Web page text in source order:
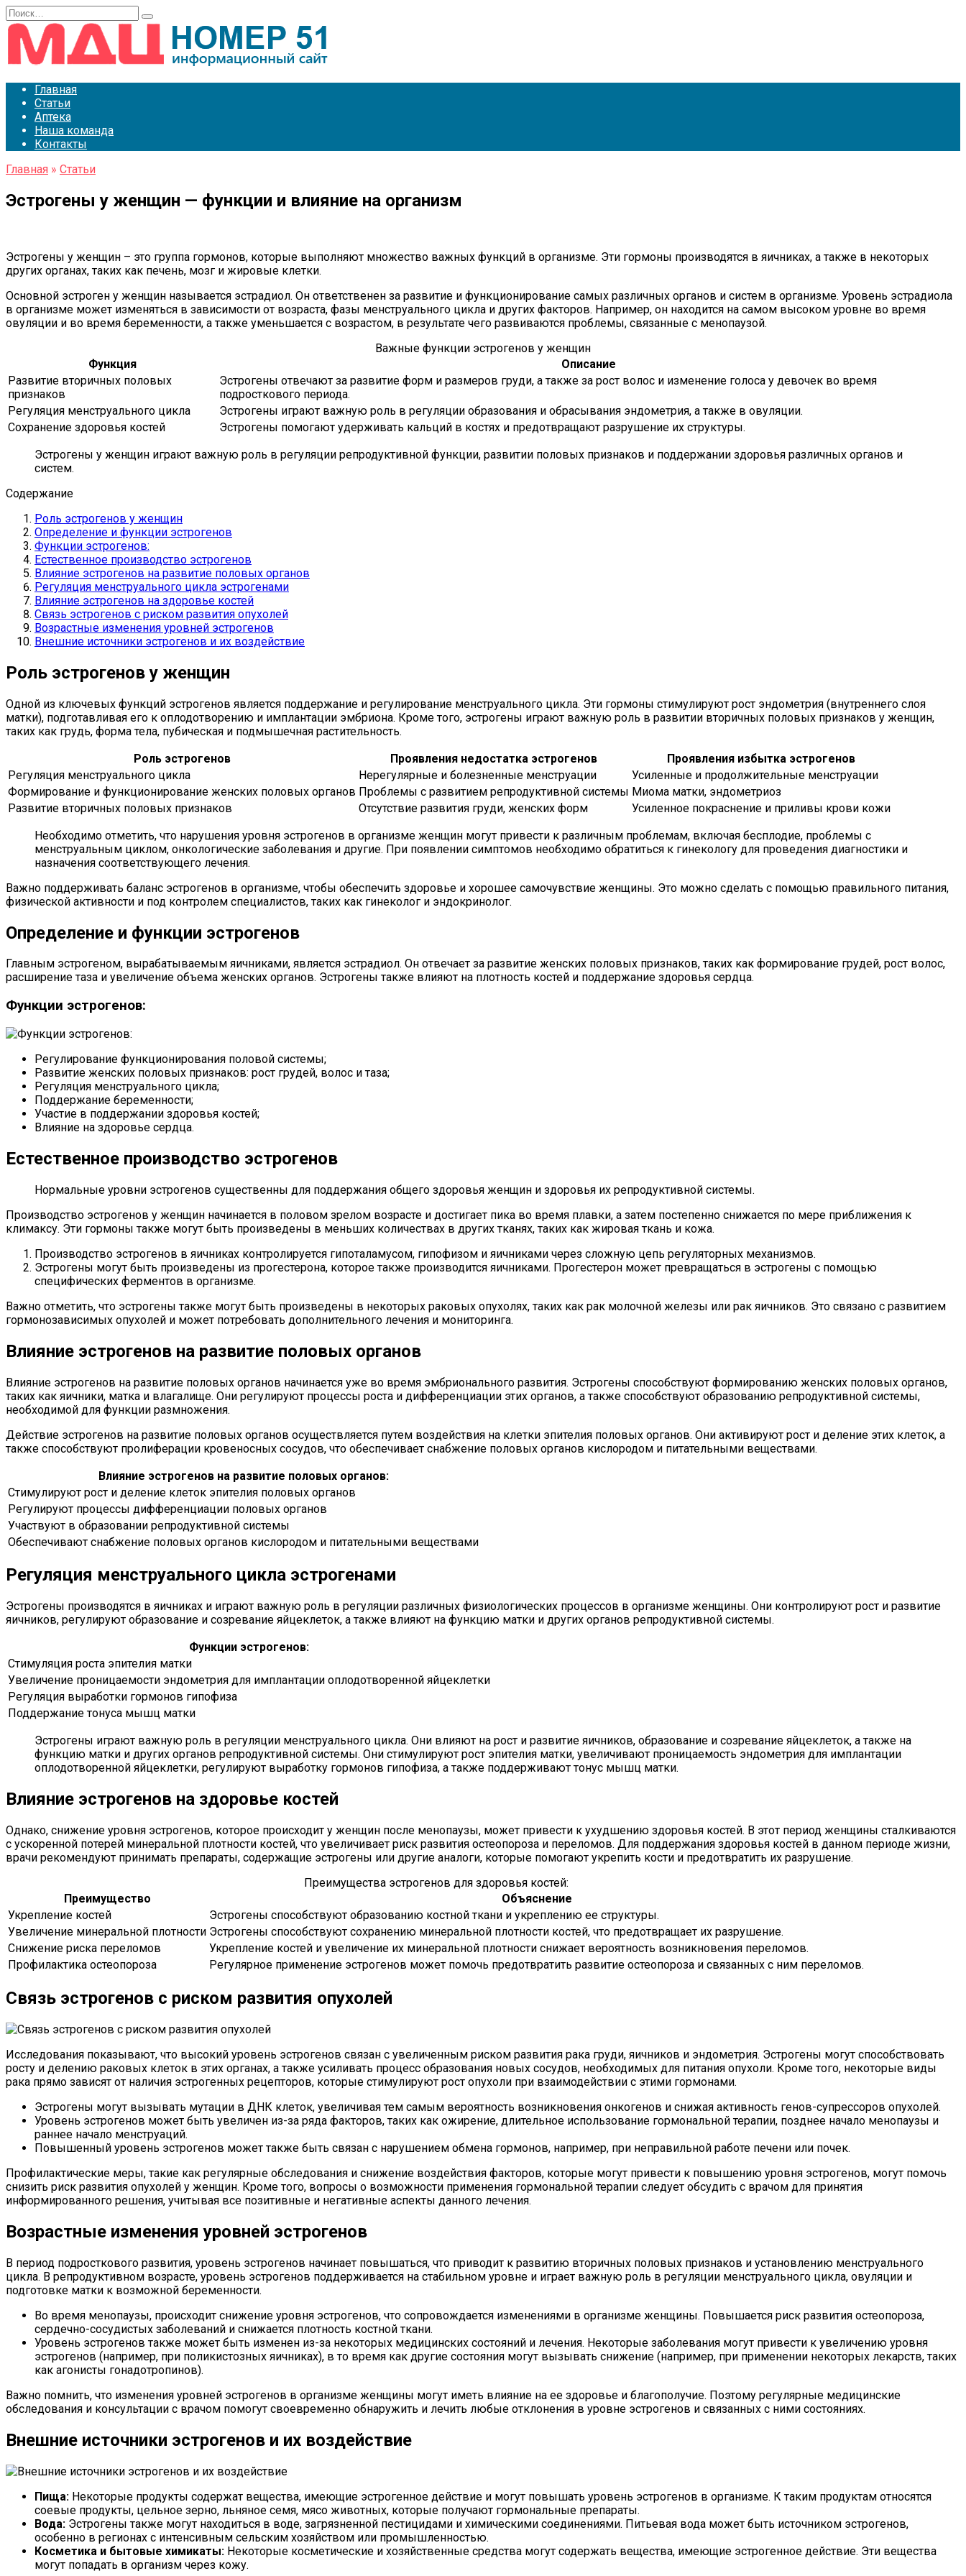
Перейти
к
содержанию
Search
for:
Главная
Статьи
Аптека
Наша команда
Контакты
Главная » Статьи
Эстрогены у женщин — функции и влияние на организм
Эстрогены у женщин – это группа гормонов, которые выполняют множество важных функций в организме. Эти гормоны производятся в яичниках, а также в некоторых
других органах, таких как печень, мозг и жировые клетки.
Основной эстроген у женщин называется эстрадиол. Он ответственен за развитие и функционирование самых различных органов и систем в организме. Уровень эстрадиола
в организме может изменяться в зависимости от возраста, фазы менструального цикла и других факторов. Например, он находится на самом высоком уровне во время
овуляции и во время беременности, а также уменьшается с возрастом, в результате чего развиваются проблемы, связанные с менопаузой.
Важные функции эстрогенов у женщин
Функция
Описание
Развитие вторичных половых
признаков
Эстрогены отвечают за развитие форм и размеров груди, а также за рост волос и изменение голоса у девочек во время
подросткового периода.
Регуляция менструального цикла
Эстрогены играют важную роль в регуляции образования и обрасывания эндометрия, а также в овуляции.
Сохранение здоровья костей
Эстрогены помогают удерживать кальций в костях и предотвращают разрушение их структуры.
Эстрогены у женщин играют важную роль в регуляции репродуктивной функции, развитии половых признаков и поддержании здоровья различных органов и
систем.
Содержание
Роль эстрогенов у женщин
Определение и функции эстрогенов
Функции эстрогенов:
Естественное производство эстрогенов
Влияние эстрогенов на развитие половых органов
Регуляция менструального цикла эстрогенами
Влияние эстрогенов на здоровье костей
Связь эстрогенов с риском развития опухолей
Возрастные изменения уровней эстрогенов
Внешние источники эстрогенов и их воздействие
Роль эстрогенов у женщин
Одной из ключевых функций эстрогенов является поддержание и регулирование менструального цикла. Эти гормоны стимулируют рост эндометрия (внутреннего слоя
матки), подготавливая его к оплодотворению и имплантации эмбриона. Кроме того, эстрогены играют важную роль в развитии вторичных половых признаков у женщин,
таких как грудь, форма тела, пубическая и подмышечная растительность.
Роль эстрогенов
Проявления недостатка эстрогенов
Проявления избытка эстрогенов
Регуляция менструального цикла
Нерегулярные и болезненные менструации
Усиленные и продолжительные менструации
Формирование и функционирование женских половых органов Проблемы с развитием репродуктивной системы Миома матки, эндометриоз
Развитие вторичных половых признаков
Отсутствие развития груди, женских форм
Усиленное покраснение и приливы крови кожи
Необходимо отметить, что нарушения уровня эстрогенов в организме женщин могут привести к различным проблемам, включая бесплодие, проблемы с
менструальным циклом, онкологические заболевания и другие. При появлении симптомов необходимо обратиться к гинекологу для проведения диагностики и
назначения соответствующего лечения.
Важно поддерживать баланс эстрогенов в организме, чтобы обеспечить здоровье и хорошее самочувствие женщины. Это можно сделать с помощью правильного питания,
физической активности и под контролем специалистов, таких как гинеколог и эндокринолог.
Определение и функции эстрогенов
Главным эстрогеном, вырабатываемым яичниками, является эстрадиол. Он отвечает за развитие женских половых признаков, таких как формирование грудей, рост волос,
расширение таза и увеличение объема женских органов. Эстрогены также влияют на плотность костей и поддержание здоровья сердца.
Функции эстрогенов:
Регулирование функционирования половой системы;
Развитие женских половых признаков: рост грудей, волос и таза;
Регуляция менструального цикла;
Поддержание беременности;
Участие в поддержании здоровья костей;
Влияние на здоровье сердца.
Естественное производство эстрогенов
Нормальные уровни эстрогенов существенны для поддержания общего здоровья женщин и здоровья их репродуктивной системы.
Производство эстрогенов у женщин начинается в половом зрелом возрасте и достигает пика во время плавки, а затем постепенно снижается по мере приближения к
климаксу. Эти гормоны также могут быть произведены в меньших количествах в других тканях, таких как жировая ткань и кожа.
Производство эстрогенов в яичниках контролируется гипоталамусом, гипофизом и яичниками через сложную цепь регуляторных механизмов.
Эстрогены могут быть произведены из прогестерона, которое также производится яичниками. Прогестерон может превращаться в эстрогены с помощью
специфических ферментов в организме.
Важно отметить, что эстрогены также могут быть произведены в некоторых раковых опухолях, таких как рак молочной железы или рак яичников. Это связано с развитием
гормонозависимых опухолей и может потребовать дополнительного лечения и мониторинга.
Влияние эстрогенов на развитие половых органов
Влияние эстрогенов на развитие половых органов начинается уже во время эмбрионального развития. Эстрогены способствуют формированию женских половых органов,
таких как яичники, матка и влагалище. Они регулируют процессы роста и дифференциации этих органов, а также способствуют образованию репродуктивной системы,
необходимой для функции размножения.
Действие эстрогенов на развитие половых органов осуществляется путем воздействия на клетки эпителия половых органов. Они активируют рост и деление этих клеток, а
также способствуют пролиферации кровеносных сосудов, что обеспечивает снабжение половых органов кислородом и питательными веществами.
Влияние эстрогенов на развитие половых органов:
Стимулируют рост и деление клеток эпителия половых органов
Регулируют процессы дифференциации половых органов
Участвуют в образовании репродуктивной системы
Обеспечивают снабжение половых органов кислородом и питательными веществами
Регуляция менструального цикла эстрогенами
Эстрогены производятся в яичниках и играют важную роль в регуляции различных физиологических процессов в организме женщины. Они контролируют рост и развитие
яичников, регулируют образование и созревание яйцеклеток, а также влияют на функцию матки и других органов репродуктивной системы.
Функции эстрогенов:
Стимуляция роста эпителия матки
Увеличение проницаемости эндометрия для имплантации оплодотворенной яйцеклетки
Регуляция выработки гормонов гипофиза
Поддержание тонуса мышц матки
Эстрогены играют важную роль в регуляции менструального цикла. Они влияют на рост и развитие яичников, образование и созревание яйцеклеток, а также на
функцию матки и других органов репродуктивной системы. Они стимулируют рост эпителия матки, увеличивают проницаемость эндометрия для имплантации
оплодотворенной яйцеклетки, регулируют выработку гормонов гипофиза, а также поддерживают тонус мышц матки.
Влияние эстрогенов на здоровье костей
Однако, снижение уровня эстрогенов, которое происходит у женщин после менопаузы, может привести к ухудшению здоровья костей. В этот период женщины сталкиваются
с ускоренной потерей минеральной плотности костей, что увеличивает риск развития остеопороза и переломов. Для поддержания здоровья костей в данном периоде жизни,
врачи рекомендуют принимать препараты, содержащие эстрогены или другие аналоги, которые помогают укрепить кости и предотвратить их разрушение.
Преимущества эстрогенов для здоровья костей:
Преимущество
Объяснение
Укрепление костей
Эстрогены способствуют образованию костной ткани и укреплению ее структуры.
Увеличение минеральной плотности Эстрогены способствуют сохранению минеральной плотности костей, что предотвращает их разрушение.
Снижение риска переломов
Укрепление костей и увеличение их минеральной плотности снижает вероятность возникновения переломов.
Профилактика остеопороза
Регулярное применение эстрогенов может помочь предотвратить развитие остеопороза и связанных с ним переломов.
Связь эстрогенов с риском развития опухолей
Исследования показывают, что высокий уровень эстрогенов связан с увеличенным риском развития рака груди, яичников и эндометрия. Эстрогены могут способствовать
росту и делению раковых клеток в этих органах, а также усиливать процесс образования новых сосудов, необходимых для питания опухоли. Кроме того, некоторые виды
рака прямо зависят от наличия эстрогенных рецепторов, которые стимулируют рост опухоли при взаимодействии с этими гормонами.
Эстрогены могут вызывать мутации в ДНК клеток, увеличивая тем самым вероятность возникновения онкогенов и снижая активность генов-супрессоров опухолей.
Уровень эстрогенов может быть увеличен из-за ряда факторов, таких как ожирение, длительное использование гормональной терапии, позднее начало менопаузы и
раннее начало менструаций.
Повышенный уровень эстрогенов может также быть связан с нарушением обмена гормонов, например, при неправильной работе печени или почек.
Профилактические меры, такие как регулярные обследования и снижение воздействия факторов, которые могут привести к повышению уровня эстрогенов, могут помочь
снизить риск развития опухолей у женщин. Кроме того, вопросы о возможности применения гормональной терапии следует обсудить с врачом для принятия
информированного решения, учитывая все позитивные и негативные аспекты данного лечения.
Возрастные изменения уровней эстрогенов
В период подросткового развития, уровень эстрогенов начинает повышаться, что приводит к развитию вторичных половых признаков и установлению менструального
цикла. В репродуктивном возрасте, уровень эстрогенов поддерживается на стабильном уровне и играет важную роль в регуляции менструального цикла, овуляции и
подготовке матки к возможной беременности.
Во время менопаузы, происходит снижение уровня эстрогенов, что сопровождается изменениями в организме женщины. Повышается риск развития остеопороза,
сердечно-сосудистых заболеваний и снижается плотность костной ткани.
Уровень эстрогенов также может быть изменен из-за некоторых медицинских состояний и лечения. Некоторые заболевания могут привести к увеличению уровня
эстрогенов (например, при поликистозных яичниках), в то время как другие состояния могут вызывать снижение (например, при применении некоторых лекарств, таких
как агонисты гонадотропинов).
Важно помнить, что изменения уровней эстрогенов в организме женщины могут иметь влияние на ее здоровье и благополучие. Поэтому регулярные медицинские
обследования и консультации с врачом помогут своевременно обнаружить и лечить любые отклонения в уровне эстрогенов и связанных с ними состояниях.
Внешние источники эстрогенов и их воздействие
Пища: Некоторые продукты содержат вещества, имеющие эстрогенное действие и могут повышать уровень эстрогенов в организме. К таким продуктам относятся
соевые продукты, цельное зерно, льняное семя, мясо животных, которые получают гормональные препараты.
Вода: Эстрогены также могут находиться в воде, загрязненной пестицидами и химическими соединениями. Питьевая вода может быть источником эстрогенов,
особенно в регионах с интенсивным сельским хозяйством или промышленностью.
Косметика и бытовые химикаты: Некоторые косметические и хозяйственные средства могут содержать вещества, имеющие эстрогенное действие. Эти вещества
могут попадать в организм через кожу.